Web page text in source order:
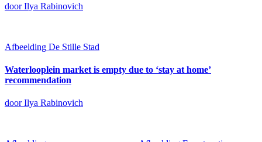
door Ilya Rabinovich
Afbeelding De Stille Stad
Waterlooplein market is empty due to ‘stay at home’
recommendation
door Ilya Rabinovich